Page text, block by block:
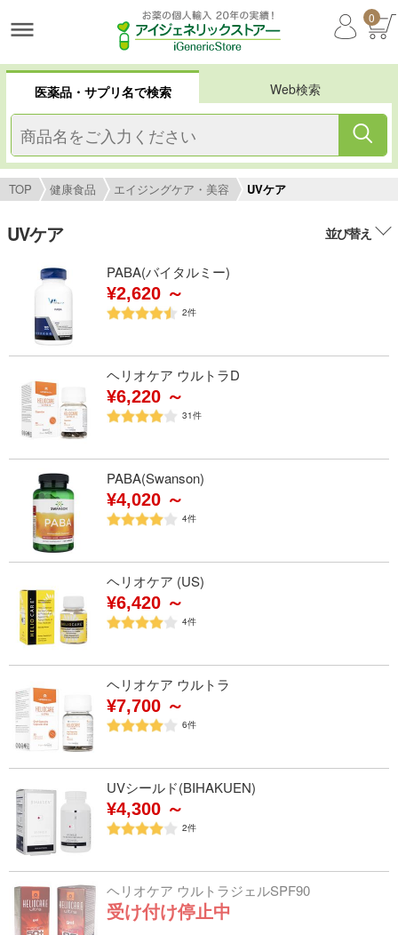
0
医薬品・サプリ名で検索 Web検索
TOP 健康食品 エイジングケア・美容 UVケア
UVケア 並び替え
PABA(バイタルミー)
¥2,620 ～
2件
ヘリオケア ウルトラD
¥6,220 ～
31件
PABA(Swanson)
¥4,020 ～
4件
ヘリオケア (US)
¥6,420 ～
4件
ヘリオケア ウルトラ
¥7,700 ～
6件
UVシールド(BIHAKUEN)
¥4,300 ～
2件
ヘリオケア ウルトラジェルSPF90
受け付け停止中